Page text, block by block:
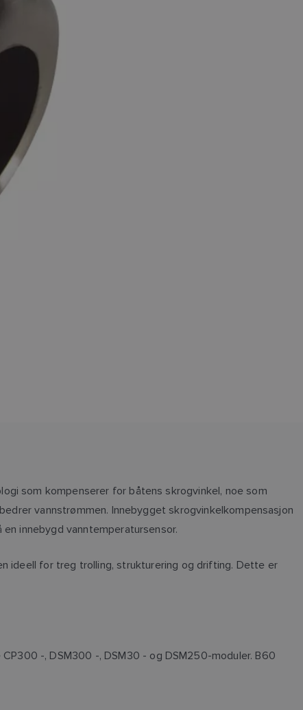
som kompenserer for båtens skrogvinkel, noe som
vannstrømmen. Innebygget skrogvinkelkompensasjon
innebygd vanntemperatursensor.
ideell for treg trolling, strukturering og drifting. Dette er
-, DSM300 -, DSM30 - og DSM250-moduler. B60